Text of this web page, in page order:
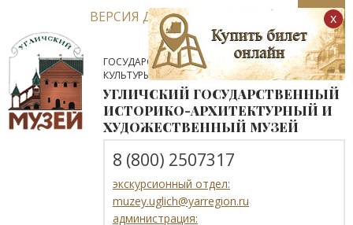
ВЕРСИЯ ДЛЯ СЛАБОВИДЯЩИХ
ГОСУДАРСТВЕННОЕ АВТОНОМНОЕ УЧРЕЖДЕНИЕ
КУЛЬТУРЫ ЯРОСЛАВСКОЙ ОБЛАСТИ
УГЛИЧСКИЙ ГОСУДАРСТВЕННЫЙ
ИСТОРИКО-АРХИТЕКТУРНЫЙ И
ХУДОЖЕСТВЕННЫЙ МУЗЕЙ
8 (800) 2507317
экскурсионный отдел:
muzey.uglich@yarregion.ru
администрация:
x